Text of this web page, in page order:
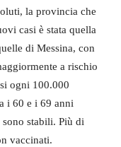
la provincia che
casi è stata quella
di Messina, con
a rischio
ogni 100.000
i 60 e i 69 anni
stabili. Più di
vaccinati.